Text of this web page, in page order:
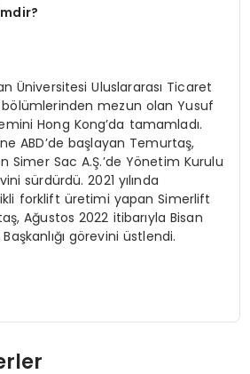
Üniversitesi Uluslararası Ticaret
mezun olan Yusuf
Hong Kong’da tamamladı.
ABD’de başlayan Temurtaş,
Simer Sac A.Ş.’de Yönetim Kurulu
sürdürdü. 2021 yılında
forklift üretimi yapan Simerlift
Ağustos 2022 itibarıyla Bisan
görevini üstlendi.